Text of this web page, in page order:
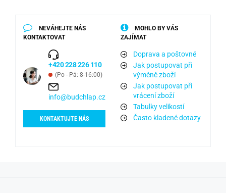
NEVÁHEJTE NÁS
KONTAKTOVAT
+420 228 226 110
(Po - Pá: 8-16:00)
info@budchlap.cz
KONTAKTUJTE NÁS
MOHLO BY VÁS
ZAJÍMAT
Doprava a poštovné
Jak postupovat při
výměně zboží
Jak postupovat při
vrácení zboží
Tabulky velikostí
Často kladené dotazy